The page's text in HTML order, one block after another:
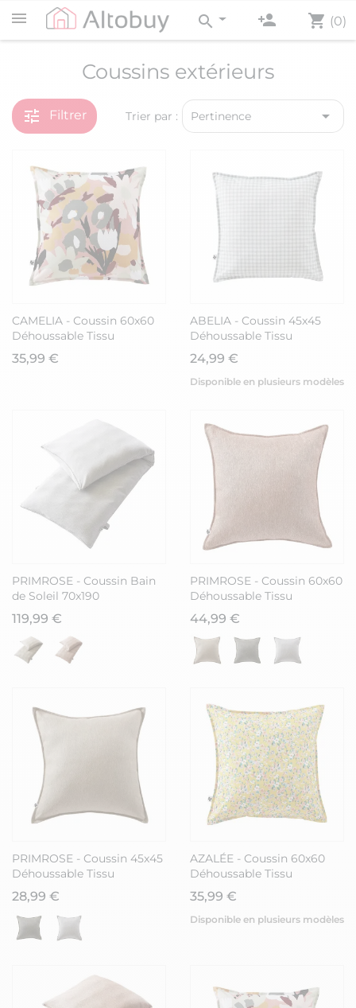
shopping_cart (0)
person_add
search
Coussins extérieurs
tune Filtrer Trier par : Pertinence 
CAMELIA - Coussin 60x60
Déhoussable Tissu
Déperlant Motif Fleuri
35,99 €
ABELIA - Coussin 45x45
Déhoussable Tissu
Déperlant Motif Vichy
24,99 €
Disponible en plusieurs modèles
PRIMROSE - Coussin Bain
de Soleil 70x190
Déhoussable Tissu
Déperlant Gris Galet
119,99 €
PRIMROSE - Coussin 60x60
Déhoussable Tissu
Déperlant Corail
44,99 €
PRIMROSE - Coussin 45x45
Déhoussable Tissu
Déperlant Sable
28,99 €
AZALÉE - Coussin 60x60
Déhoussable Tissu
Déperlant Motif Fleuri
35,99 €
Disponible en plusieurs modèles